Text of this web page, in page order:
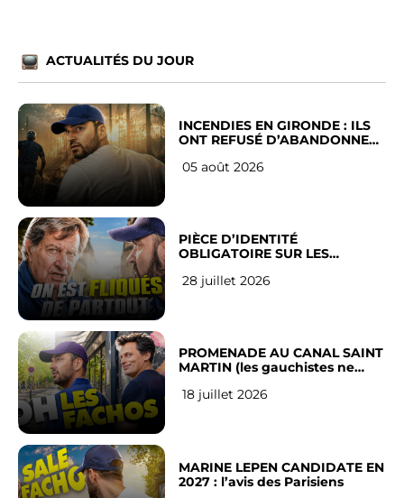
ACTUALITÉS DU JOUR
INCENDIES EN GIRONDE : ILS
ONT REFUSÉ D’ABANDONNER
05 août 2026
PIÈCE D’IDENTITÉ
OBLIGATOIRE SUR LES
Français
28 juillet 2026
PROMENADE AU CANAL SAINT
MARTIN (les gauchistes ne
18 juillet 2026
MARINE LEPEN CANDIDATE EN
2027 : l’avis des Parisiens